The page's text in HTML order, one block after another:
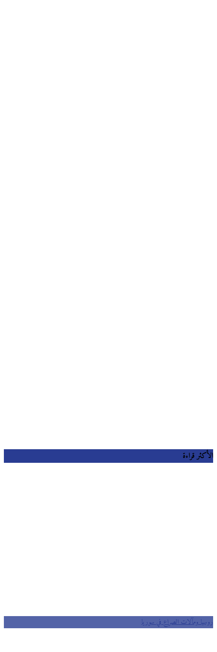
قراءة
ومآلات الصراع في سوريا